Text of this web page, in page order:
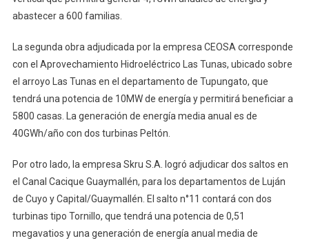
abastecer a 600 familias.
La segunda obra adjudicada por la empresa CEOSA corresponde
con el Aprovechamiento Hidroeléctrico Las Tunas, ubicado sobre
el arroyo Las Tunas en el departamento de Tupungato, que
tendrá una potencia de 10MW de energía y permitirá beneficiar a
5800 casas. La generación de energía media anual es de
40GWh/año con dos turbinas Peltón.
Por otro lado, la empresa Skru S.A. logró adjudicar dos saltos en
el Canal Cacique Guaymallén, para los departamentos de Luján
de Cuyo y Capital/Guaymallén. El salto n°11 contará con dos
turbinas tipo Tornillo, que tendrá una potencia de 0,51
megavatios y una generación de energía anual media de